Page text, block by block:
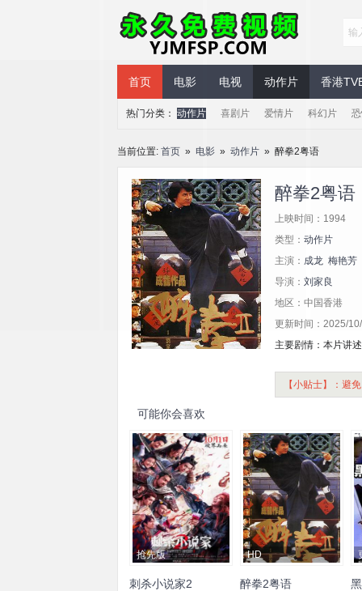
永久免费视频
首页 电影 电视 动作片 香港
热门分类： 动作片 喜剧片 爱情片 科幻片
当前位置: 首页 » 电影 » 动作片 » 醉拳2粤语
醉拳2粤语
上映时间：1994
类型： 动作片
主演： 成龙 梅艳芳
导演： 刘家良
地区：中国香港
更新时间：2025/
主要剧情：本片讲
【小贴士】：避
可能你会喜欢
抢先版
刺杀小说家2
HD
醉拳2粤语